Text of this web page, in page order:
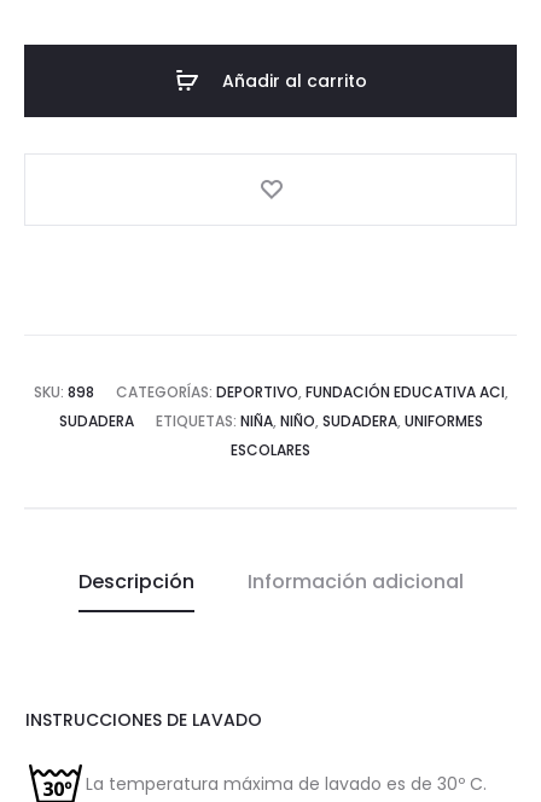
manga
bordada
Añadir al carrito
SKU: 898 CATEGORÍAS: DEPORTIVO, FUNDACIÓN EDUCATIVA ACI,
SUDADERA
ETIQUETAS: NIÑA, NIÑO, SUDADERA, UNIFORMES
ESCOLARES
Descripción Información adicional
INSTRUCCIONES DE LAVADO
La temperatura máxima de lavado es de 30º C.